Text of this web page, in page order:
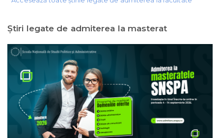
Ştiri legate de admiterea la masterat